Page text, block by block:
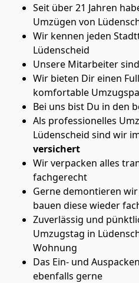
Seit über 21 Jahren
Umzügen von
Wir kennen jeden
Lüdenscheid
Unsere Mitarbeiter
Wir bieten Dir einen
komfortable
Bei uns bist Du in den
Als professionelles
Lüdenscheid sind wir
versichert
Wir verpacken alles
fachgerecht
Gerne demontieren
bauen diese wieder
Zuverlässig und
Umzugstag in
Wohnung
Das Ein- und
ebenfalls gerne